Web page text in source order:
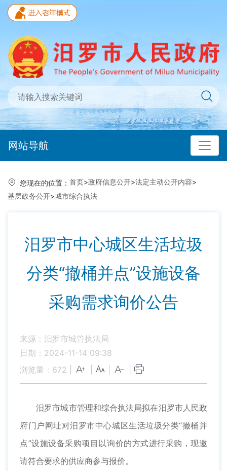
网站导航
您现在的位置： 首页>政府信息公开>法定主动公开内容>
基层政务公开>城市综合执法
汨罗市中心城区生活垃圾
分类“撤桶并点”设施设备
采购需求询价公告
来源：汨罗市城管执法局
日期：2024-11-14 09:38
浏览量： 672
汨罗市城市管理和综合执法局拟在汨罗市人民政
府门户网址对汨罗市中心城区生活垃圾分类“撤桶并
点”设施设备采购项目以询价的方式进行采购，现邀
请符合要求的供应商参与报价。